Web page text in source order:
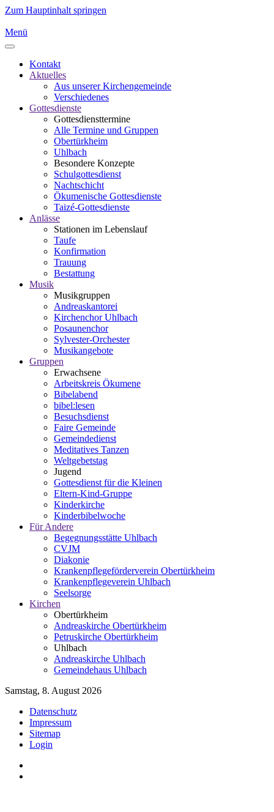
Zum Hauptinhalt springen
Menü
Kontakt
Aktuelles
Aus unserer Kirchengemeinde
Verschiedenes
Gottesdienste
Gottesdiensttermine
Alle Termine und Gruppen
Obertürkheim
Uhlbach
Besondere Konzepte
Schulgottesdienst
Nachtschicht
Ökumenische Gottesdienste
Taizé-Gottesdienste
Anlässe
Stationen im Lebenslauf
Taufe
Konfirmation
Trauung
Bestattung
Musik
Musikgruppen
Andreaskantorei
Kirchenchor Uhlbach
Posaunenchor
Sylvester-Orchester
Musikangebote
Gruppen
Erwachsene
Arbeitskreis Ökumene
Bibelabend
bibel:lesen
Besuchsdienst
Faire Gemeinde
Gemeindedienst
Meditatives Tanzen
Weltgebetstag
Jugend
Gottesdienst für die Kleinen
Eltern-Kind-Gruppe
Kinderkirche
Kinderbibelwoche
Für Andere
Begegnungsstätte Uhlbach
CVJM
Diakonie
Krankenpflegeförderverein Obertürkheim
Krankenpflegeverein Uhlbach
Seelsorge
Kirchen
Obertürkheim
Andreaskirche Obertürkheim
Petruskirche Obertürkheim
Uhlbach
Andreaskirche Uhlbach
Gemeindehaus Uhlbach
Samstag, 8. August 2026
Datenschutz
Impressum
Sitemap
Login